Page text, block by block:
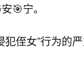
🎯宁。
犯侄女”行为的